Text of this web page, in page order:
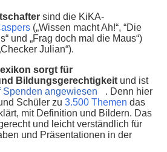
sind die KiKA-
(„Wissen macht Ah!“, “Die
und „Frag doch mal die Maus“)
Julian“).
sorgt für
Bildungsgerechtigkeit und ist
Spenden angewiesen
. Denn hier
Schüler zu 3.500 Themen das
mit Definition und Bildern. Das
und leicht verständlich für
und Präsentationen in der